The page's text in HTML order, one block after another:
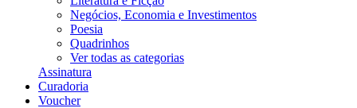
Negócios, Economia e Investimentos
Poesia
Quadrinhos
Ver todas as categorias
Assinatura
Curadoria
Voucher